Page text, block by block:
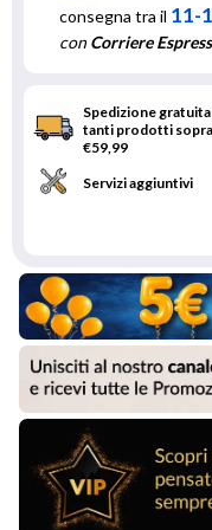
consegna tra il 11-
conCorriere
Spedizione gratuita
tanti prodotti
€59,99
Servizi aggiuntivi